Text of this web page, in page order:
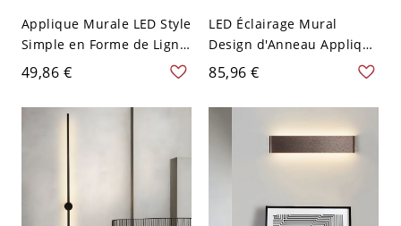
Applique Murale LED Style
Simple en Forme de Ligne
Luminaire Mural en Noir
en Métal
49,86 €
LED Éclairage Mural
Design d'Anneau Applique
Minimaliste en Métal
85,96 €